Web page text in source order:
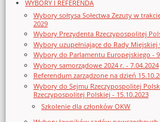
WYBORY I REFERENDA
Wybory sołtysa Sołectwa Zezuty w
2029
Wybory Prezydenta Rzeczypospolitej
Wybory uzupełniające do Rady
Wybory do Parlamentu Europejskiego - 9
Wybory samorządowe 2024 r. - 7.04.2024
Referendum zarządzone na dzień
Wybory do Sejmu Rzeczypospolitej
Rzeczypospolitej Polskiej - 15.10.2023
Szkolenie dla członków OKW